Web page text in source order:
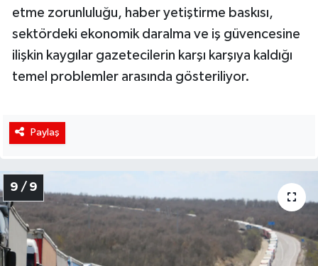
etme zorunluluğu, haber yetiştirme baskısı,
sektördeki ekonomik daralma ve iş güvencesine
ilişkin kaygılar gazetecilerin karşı karşıya kaldığı
temel problemler arasında gösteriliyor.
Paylaş
9 / 9